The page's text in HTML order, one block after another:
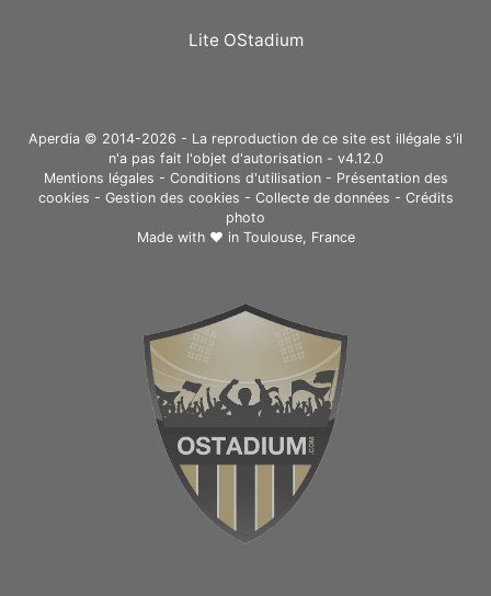
Lite OStadium
Aperdia © 2014-2026 - La reproduction de ce site est illégale s'il
n'a pas fait l'objet d'autorisation - v4.12.0
Mentions légales - Conditions d'utilisation- Présentation des
cookies - Gestion des cookies - Collecte de données - Crédits
photo
Made with ❤ in Toulouse, France